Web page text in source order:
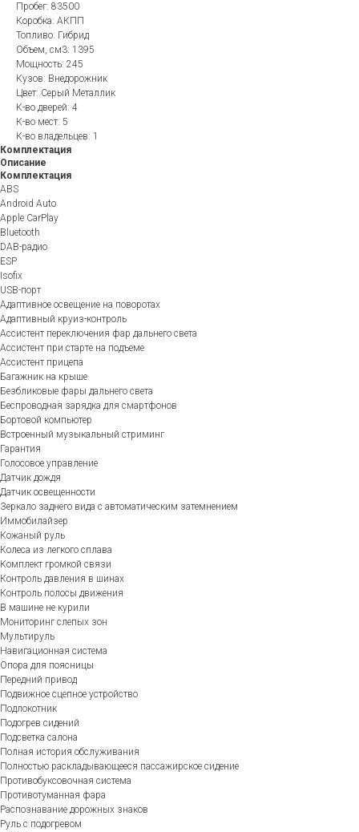
Пробег: 83500
Коробка: АКПП
Топливо: Гибрид
Объем, см3: 1395
Мощность: 245
Кузов: Внедорожник
Цвет: Серый Металлик
К-во дверей: 4
К-во мест: 5
К-во владельцев: 1
Комплектация
Описание
Комплектация
ABS
Android Auto
Apple CarPlay
Bluetooth
DAB-радио
ESP
Isofix
USB-порт
Адаптивное освещение на поворотах
Адаптивный круиз-контроль
Ассистент переключения фар дальнего света
Ассистент при старте на подъеме
Ассистент прицепа
Багажник на крыше
Безбликовые фары дальнего света
Беспроводная зарядка для смартфонов
Бортовой компьютер
Встроенный музыкальный стриминг
Гарантия
Голосовое управление
Датчик дождя
Датчик освещенности
Зеркало заднего вида с автоматическим затемнением
Иммобилайзер
Кожаный руль
Колеса из легкого сплава
Комплект громкой связи
Контроль давления в шинах
Контроль полосы движения
В машине не курили
Мониторинг слепых зон
Мультируль
Навигационная система
Опора для поясницы
Передний привод
Подвижное сцепное устройство
Подлокотник
Подогрев сидений
Подсветка салона
Полная история обслуживания
Полностью раскладывающееся пассажирское сидение
Противобуксовочная система
Противотуманная фара
Распознавание дорожных знаков
Руль с подогревом